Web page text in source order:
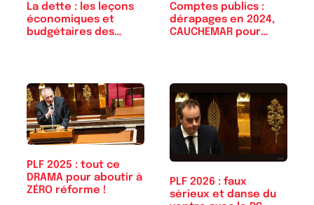
La dette : les leçons
économiques et
budgétaires des…
Comptes publics :
dérapages en 2024,
CAUCHEMAR pour
PLF 2025 : tout ce
DRAMA pour aboutir à
ZÉRO réforme !
PLF 2026 : faux
sérieux et danse du